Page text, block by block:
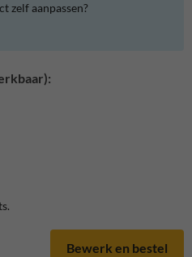
zelf aanpassen?
Bewerk en bestel